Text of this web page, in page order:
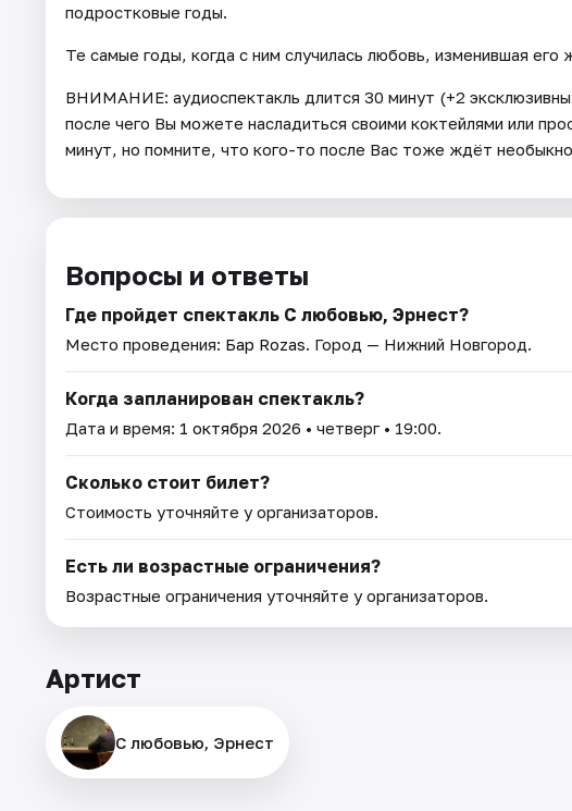
подростковые годы.
Те самые годы, когда с ним случилась любовь, изменившая его
ВНИМАНИЕ: аудиоспектакль длится 30 минут (+2
после чего Вы можете насладиться своими коктейлями или
минут, но помните, что кого-то после Вас тоже ждёт
Вопросы и ответы
Где пройдет спектакль С любовью, Эрнест?
Место проведения: Бар Rozas. Город — Нижний Новгород.
Когда запланирован спектакль?
Дата и время: 1 октября 2026 • четверг • 19:00.
Сколько стоит билет?
Стоимость уточняйте у организаторов.
Есть ли возрастные ограничения?
Возрастные ограничения уточняйте у организаторов.
Артист
С любовью, Эрнест